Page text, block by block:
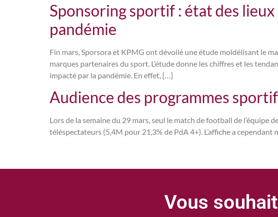
Sponsoring sportif : état des
pandémie
Fin mars, Sporsora et KPMG ont dévoilé une étude moldélisant le
marques partenaires du sport. L’étude donne les chiffres et les
impacté par la pandémie. En effet, […]
Audience des programmes
Lors de la semaine du 29 mars, seul le match de football de l’équipe
téléspectateurs (5,4M pour 21,3% de PdA 4+). L’affiche a
Vous